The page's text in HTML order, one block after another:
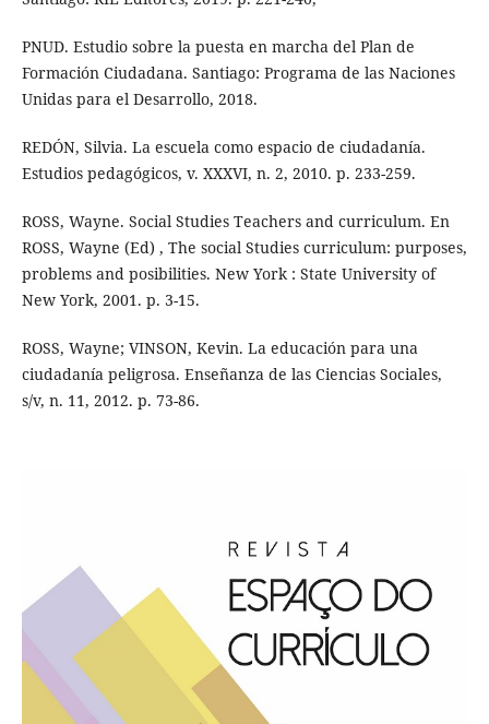
PNUD. Estudio sobre la puesta en marcha del Plan de
Formación Ciudadana. Santiago: Programa de las Naciones
Unidas para el Desarrollo, 2018.
REDÓN, Silvia. La escuela como espacio de ciudadanía.
Estudios pedagógicos, v. XXXVI, n. 2, 2010. p. 233-259.
ROSS, Wayne. Social Studies Teachers and curriculum. En
ROSS, Wayne (Ed) , The social Studies curriculum: purposes,
problems and posibilities. New York : State University of
New York, 2001. p. 3-15.
ROSS, Wayne; VINSON, Kevin. La educación para una
ciudadanía peligrosa. Enseñanza de las Ciencias Sociales,
s/v, n. 11, 2012. p. 73-86.